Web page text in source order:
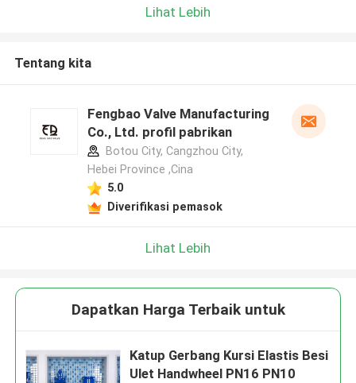
Lihat Lebih
Tentang kita
Fengbao Valve Manufacturing
Co., Ltd. profil pabrikan
Botou City, Cangzhou City,
Hebei Province ,Cina
5.0
Diverifikasi pemasok
Lihat Lebih
Dapatkan Harga Terbaik untuk
Katup Gerbang Kursi Elastis Besi
Ulet Handwheel PN16 PN10